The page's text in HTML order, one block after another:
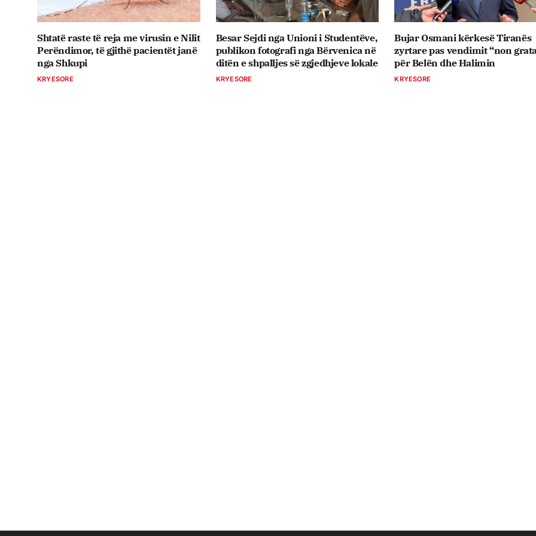
Shtatë raste të reja me virusin e Nilit
Perëndimor, të gjithë pacientët janë
nga Shkupi
KRYESORE
Besar Sejdi nga Unioni i Studentëve,
publikon fotografi nga Bërvenica në
ditën e shpalljes së zgjedhjeve lokale
KRYESORE
Bujar Osmani kërkesë Tiranës
zyrtare pas vendimit “non
për Belën dhe Halimin
KRYESORE